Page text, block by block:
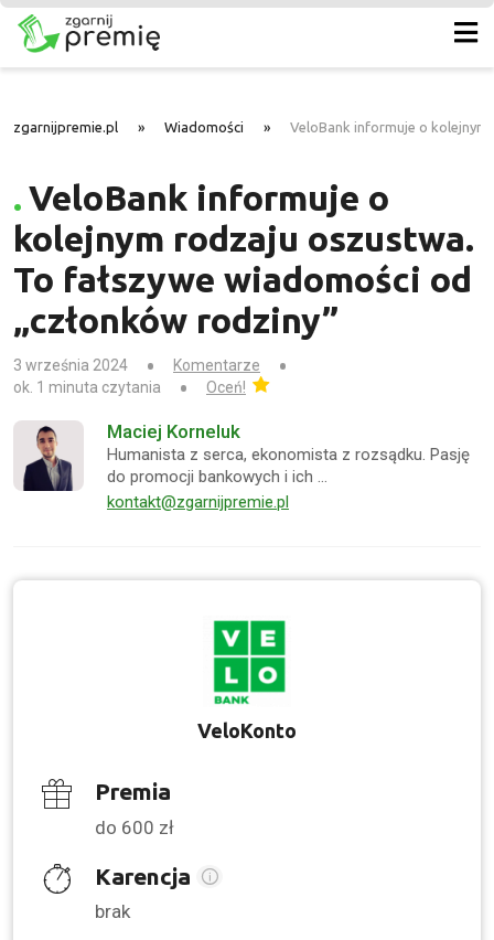
zgarnijpremie.pl » Wiadomości » VeloBank informuje o
VeloBank informuje o
kolejnym rodzaju oszustwa.
To fałszywe wiadomości od
„członków rodziny”
3 września 2024
Komentarze
ok. 1 minuta czytania
Oceń!
Maciej Korneluk
Humanista z serca, ekonomista z rozsądku. Pasję
do promocji bankowych i ich …
kontakt@zgarnijpremie.pl
VeloKonto
Premia
do 600 zł
Karencja
brak